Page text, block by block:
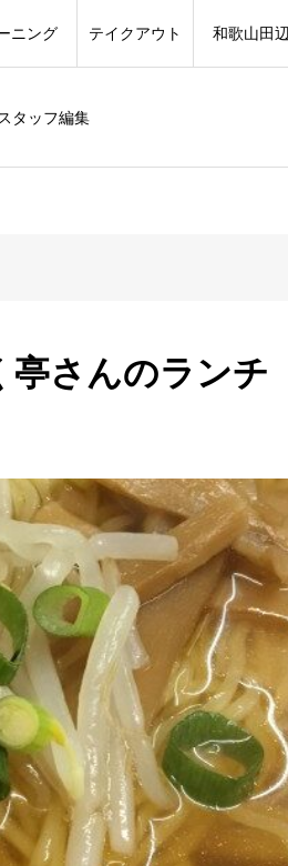
タッフ編集
ニング テイクアウト 和歌山田辺
さんのランチ